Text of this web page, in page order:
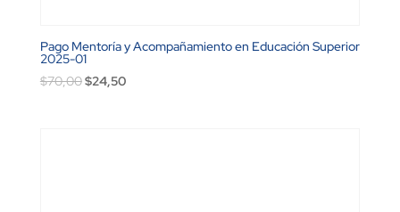
Pago Mentoría y Acompañamiento en Educación Superior
2025-01
$70,00El
$24,50El